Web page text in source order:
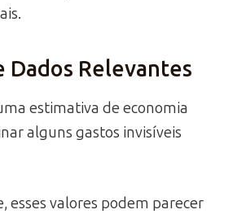
Dados Relevantes
estimativa de economia
alguns gastos invisíveis
esses valores podem parecer